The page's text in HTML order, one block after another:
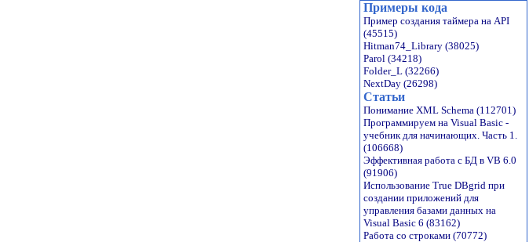
Примеры кода
Пример создания таймера на API
(45515)
Hitman74_Library (38025)
Parol (34218)
Folder_L (32266)
NextDay (26298)
Статьи
Понимание XML Schema (112701)
Программируем на Visual Basic -
учебник для начинающих. Часть 1.
(106668)
Эффективная работа с БД в VB 6.0
(91906)
Использование True DBgrid при
создании приложений для
управления базами данных на
Visual Basic 6 (83162)
Работа со строками (70772)